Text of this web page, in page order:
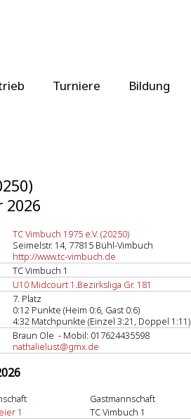
Turniere Bildung
2026
TC Vimbuch 1975 e.V. (20250)
Seimelstr. 14, 77815 Bühl-Vimbuch
http://www.tc-vimbuch.de
TC Vimbuch 1
U10 Midcourt 1.Bezirksliga Gr. 181
7. Platz
0:12 Punkte (Heim 0:6, Gast 0:6)
4:32 Matchpunkte (Einzel 3:21, Doppel 1:11)
Braun Ole - Mobil: 017624435598
nathalielust@gmx.de
Gastmannschaft
1 TC Vimbuch 1